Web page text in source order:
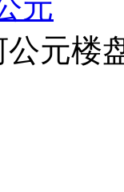
元楼